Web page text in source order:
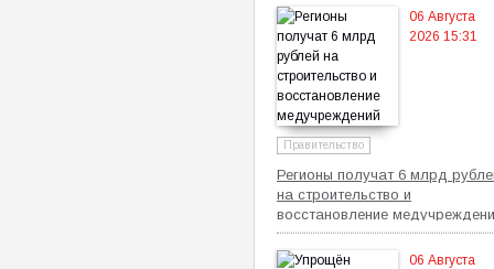
06 Августа
2026 15:31
Правительство
Регионы получат 6 млрд
на строительство и
восстановление
06 Августа